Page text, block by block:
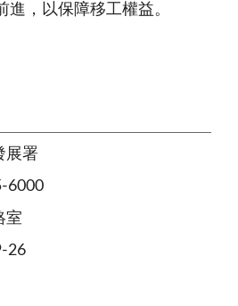
進，以保障移工權益。
展署
6000
室
26